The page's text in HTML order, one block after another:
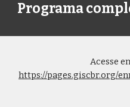
Programa
Acesse
https://pages.giscbr.org/